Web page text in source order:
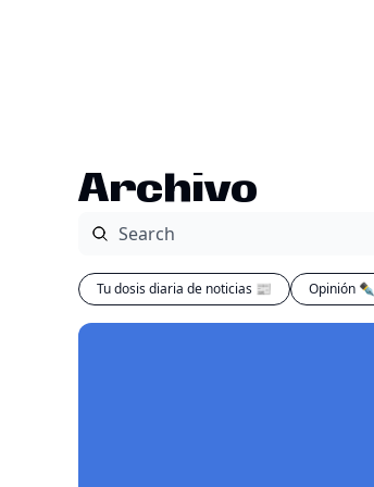
Archivo
Tu dosis diaria de noticias 📰 Opinión ✒️